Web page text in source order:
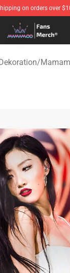
on orders over
- Official
/